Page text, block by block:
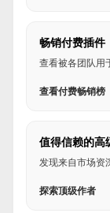
畅销付费插件
查看被各团队用
查看付费畅销榜
值得信赖的高
发现来自市场资
探索顶级作者